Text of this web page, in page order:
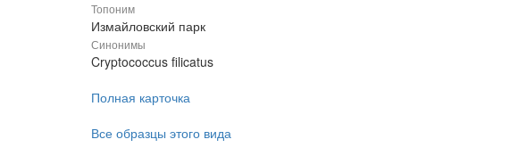
Топоним
Измайловский парк
Синонимы
Cryptococcus filicatus
Полная карточка
Все образцы этого вида